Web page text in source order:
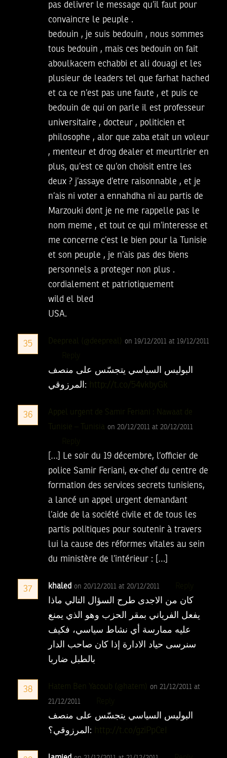
pas delivrer le message qu’il faut pour
convaincre le peuple .
bedouin , je suis bedouin , nous sommes
tous bedouin , mais ces bedouin on fait
aboulkacem echabbi et ali douagi et les
plusieur de leaders tel que farhat hached
et ca ce n’est pas une faute , et puis ce
bedouin de qui on parle il est professeur
universitaire , docteur , politicien et
philosophe , alor que zaba etait un voleur
, menteur et drog dealer et meurtlrier en
plus, qu’est ce qu’on choisit entre les
deux ? j’assaye d’etre raisonnable , et je
n’ais ni voter a ennahdha ni au partis de
Marzouki dont je ne me rappelle pas le
nom meme , et tout ce qui m’interesse et
me concerne c’est le bien pour la Tunisie
et son peuple , je n’ais pas des biens
personnels a proteger non plus .
cordialement et patriotiquement
wild el bled
USA.
35 Deepreal (@deepreal) on 19/12/2011 at 19/12/2011
البوليس السياسي يتجسّس على منصف
المرزوقي:
http://t.co/54vkbyGk
36
Appel urgent de Samir Feriani : Nawaat de
Tunisie – Tunisia on 20/12/2011 at 20/12/2011
[…] Le soir du 19 décembre, l’officier de
police Samir Feriani, ex-chef du centre de
formation des services secrets tunisiens,
a lancé un appel urgent demandant
l’aide de la société civile et de tous les
partis politiques pour soutenir à travers
lui la cause des réformes vitales au sein
du ministère de l’intérieur : […]
37 khaled on 20/12/2011 at 20/12/2011
كان من الاجدى طرح السؤال التالي ماذا
يفعل الفرياني بمقر الحزب وهو الذي يمنع
عليه ممارسة أي نشاط سياسي، فكيف
سنرسى حياد الادارة إذا كان صاحب الدار
بالطبل ضاربا
38 Hatem Ben Yacoub (@hatem) on 21/12/2011 at
21/12/2011
البوليس السياسي يتجسّس على منصف
المرزوقي؟:
http://t.co/gziPpCeI